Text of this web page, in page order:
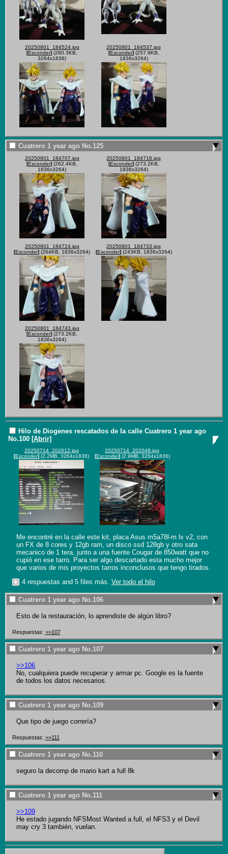
20250801_184524.jpg
[Esconder] (280.3KB,
3264x1836)
20250801_184537.jpg
[Esconder](257.9KB,
1836x3264)
Cuatrero 1 year ago No.125
20250801_184707.jpg
[Esconder] (262.4KB,
1836x3264)
20250801_184716.jpg
[Esconder](273.2KB,
1836x3264)
20250801_184724.jpg
[Esconder] (264KB, 1836x3264)
20250801_184733.jpg
[Esconder](243KB, 1836x3264)
20250801_184743.jpg
[Esconder] (273.2KB,
1836x3264)
Hilo de Diogenes rescatados de la calle Cuatrero 1 year ago
No.100 [Abrir]
20250714_202612.jpg
[Esconder] (2.2MB, 3264x1836)
20250714_202049.jpg
[Esconder](2.9MB, 3264x1836)
Me encontré en la calle este kit, placa Asus m5a78l-m lx v2, con
un FX de 8 cores y 12gb ram, un disco ssd 128gb y otro sata
mecanico de 1 tera, junto a una fuente Cougar de 850watt que no
cupió en ese tarro. Para ser algo descartado esta mucho mejor
que varios de mis proyectos tarros inconclusos que tengo tirados.
4 respuestas and 5 files más. Ver todo el hilo
Cuatrero 1 year ago No.106
Esto de la restauración, lo aprendiste de algún libro?
Respuestas: >>107
Cuatrero 1 year ago No.107
>>106
No, cualquiera puede recuperar y armar pc. Google es la fuente
de todos los datos necesarios.
Cuatrero 1 year ago No.109
Que tipo de juego correría?
Respuestas: >>111
Cuatrero 1 year ago No.110
seguro la decomp de mario kart a full 8k
Cuatrero 1 year ago No.111
>>109
He estado jugando NFSMost Wanted a full, el NFS3 y el Devil
may cry 3 también, vuelan.